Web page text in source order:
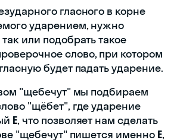
гласного в корне
ударением, нужно
или подобрать такое
слово, при котором
будет падать ударение.
"щебечут" мы подбираем
"щёбет", где ударение
Е, что позволяет нам сделать
"щебечут" пишется именно Е,